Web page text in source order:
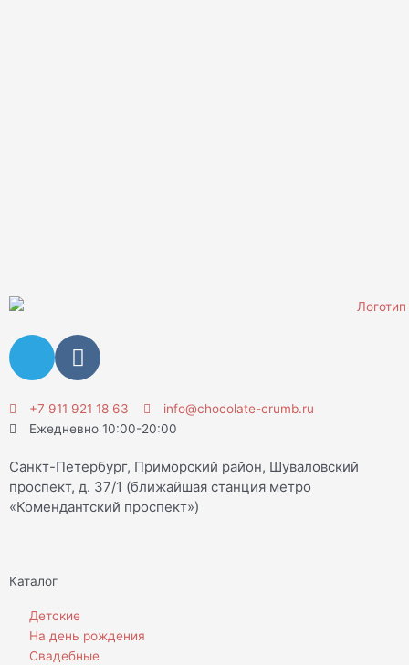
T
e
g
r
a
m
V
k
+7 911 921 18 63
info@chocolate-crumb.ru
Ежедневно 10:00-20:00
Санкт-Петербург, Приморский район, Шуваловский
проспект, д. 37/1 (ближайшая станция метро
«Комендантский проспект»)
Каталог
Детские
На день рождения
Свадебные